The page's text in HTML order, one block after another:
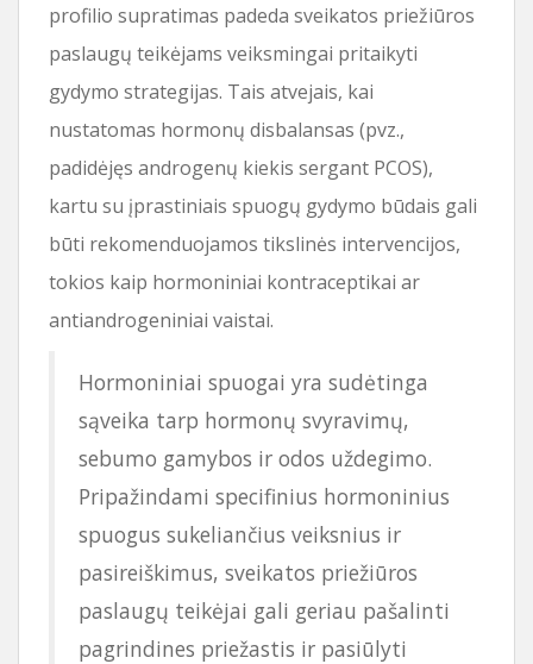
profilio supratimas padeda sveikatos priežiūros
paslaugų teikėjams veiksmingai pritaikyti
gydymo strategijas. Tais atvejais, kai
nustatomas hormonų disbalansas (pvz.,
padidėjęs androgenų kiekis sergant PCOS),
kartu su įprastiniais spuogų gydymo būdais gali
būti rekomenduojamos tikslinės intervencijos,
tokios kaip hormoniniai kontraceptikai ar
antiandrogeniniai vaistai.
Hormoniniai spuogai yra sudėtinga
sąveika tarp hormonų svyravimų,
sebumo gamybos ir odos uždegimo.
Pripažindami specifinius hormoninius
spuogus sukeliančius veiksnius ir
pasireiškimus, sveikatos priežiūros
paslaugų teikėjai gali geriau pašalinti
pagrindines priežastis ir pasiūlyti